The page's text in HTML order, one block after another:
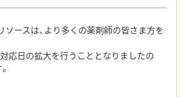
ソースは、より多くの薬剤師の皆さま方を
応日の拡大を行うこととなりましたの